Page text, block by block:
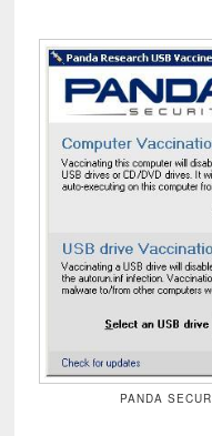
PANDA